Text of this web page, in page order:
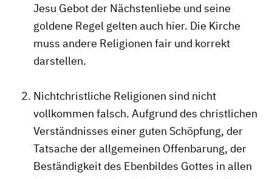
Jesu Gebot der Nächstenliebe und seine
goldene Regel gelten auch hier. Die Kirche
muss andere Religionen fair und korrekt
darstellen.
Nichtchristliche Religionen sind nicht
vollkommen falsch. Aufgrund des christlichen
Verständnisses einer guten Schöpfung, der
Tatsache der allgemeinen Offenbarung, der
Beständigkeit des Ebenbildes Gottes in allen